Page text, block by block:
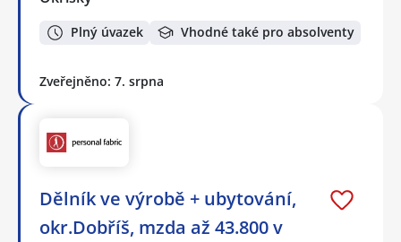
Plný úvazek Vhodné také pro absolventy
Zveřejněno: 7. srpna
Dělník ve výrobě + ubytování,
okr.Dobříš, mzda až 43.800 v